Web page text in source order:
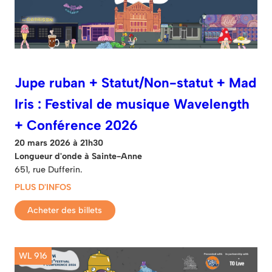
Jupe ruban + Statut/Non-statut + Mad
Iris : Festival de musique Wavelength
+ Conférence 2026
20 mars 2026 à 21h30
Longueur d'onde à Sainte-Anne
651, rue Dufferin.
PLUS D'INFOS
Acheter des billets
WL 916